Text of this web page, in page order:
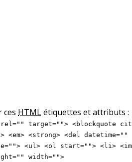
ces HTMLétiquettes et attributs :
target=""> <blockquote
<em> <strong> <del
<ul> <ol start=""> <li>
width="">